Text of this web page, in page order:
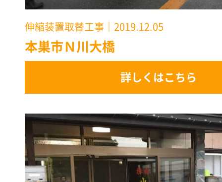
伸縮装置取替工事 ｜2019.12.05
本巣市Ｎ川大橋
詳しくはこちら